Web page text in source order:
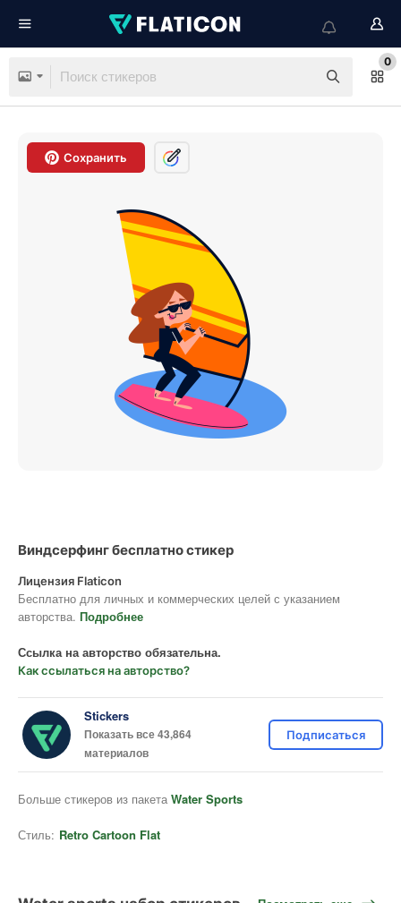
0
Сохранить
Виндсерфинг бесплатно стикер
Лицензия Flaticon
Бесплатно для личных и коммерческих целей с указанием
авторства. Подробнее
Ссылка на авторство обязательна.
Как ссылаться на авторство?
Stickers
Показать все 43,864
материалов
Подписаться
Больше стикеров из пакета Water Sports
Стиль: Retro Cartoon Flat